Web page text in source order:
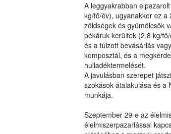
A leggyakrabban
kg/fő/év), ugyanakkor ez a
zöldségek és gyümölcsök
pékáruk kerültek (2,8 kg/
és a túlzott bevásárlás
komposztál, és a
hulladéktermelését.
A javulásban szerepet
szokások átalakulása és a
munkája.
Szeptember 29-e az
élelmiszerpazarlással